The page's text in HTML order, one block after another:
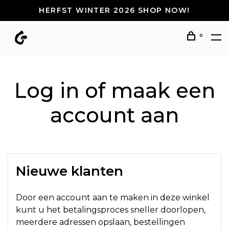
HERFST WINTER 2026 SHOP NOW!
0
Log in of maak een
account aan
Nieuwe klanten
Door een account aan te maken in deze winkel
kunt u het betalingsproces sneller doorlopen,
meerdere adressen opslaan, bestellingen